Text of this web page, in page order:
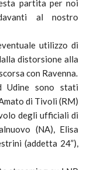
partita per noi
al nostro
utilizzo di
distorsione alla
con Ravenna.
Udine sono stati
di Tivoli (RM)
degli ufficiali di
(NA), Elisa
(addetta 24”),